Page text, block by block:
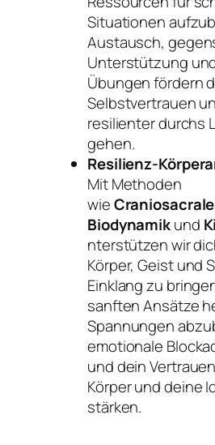
Situationen
Austausch,
Unterstützung
Übungen fördern
Selbstvertrauen
resilienter durchs
gehen.
Resilienz-
Mit Methoden
wie
Biodynamikund
nterstützen wir
Körper, Geist und
Einklang zu
sanften Ansätze
Spannungen
emotionale
und dein
Körper und deine
stärken.